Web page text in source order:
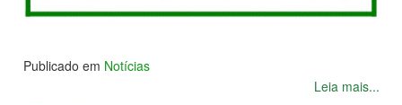
Publicado em Notícias
Leia mais...